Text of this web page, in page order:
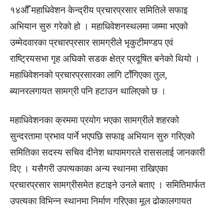
१४औँ महाधिवेशन केन्द्रीय प्रचारप्रसार समितिले सफाइ
अभियान सुरु गरेको हो । महाधिवेशनस्थलमा जम्मा भएको
उम्मेदवारका प्रचारप्रसार सामग्रीले भृकुटीमण्डप एवं
राष्ट्रियसभा गृह अघिको सडक क्षेत्र प्रदूषित बनेको थियो ।
महाधिवेशनको प्रचारप्रसारका लागि टाँगिएका तुल,
ब्यानरलगायत सामग्री पनि हटाउन थालिएको छ ।
महाधिवेशनका क्रममा प्रयोग भएका सामग्रीले शहरको
सुन्दरतामा प्रभाव पार्ने भएपछि सफाइ अभियान सुरु गरिएको
समितिका सदस्य सचिव दीनेश थापामगरले राससलाई जानकारी
दिए । यसैगरी उपत्यकाका अन्य स्थानमा राखिएका
प्रचारप्रसार सामग्रीसमेत हटाइने उनले बताए । समितिमार्फत
उपत्यका विभिन्न स्थानमा निर्माण गरिएका मूल ढोकालगायत